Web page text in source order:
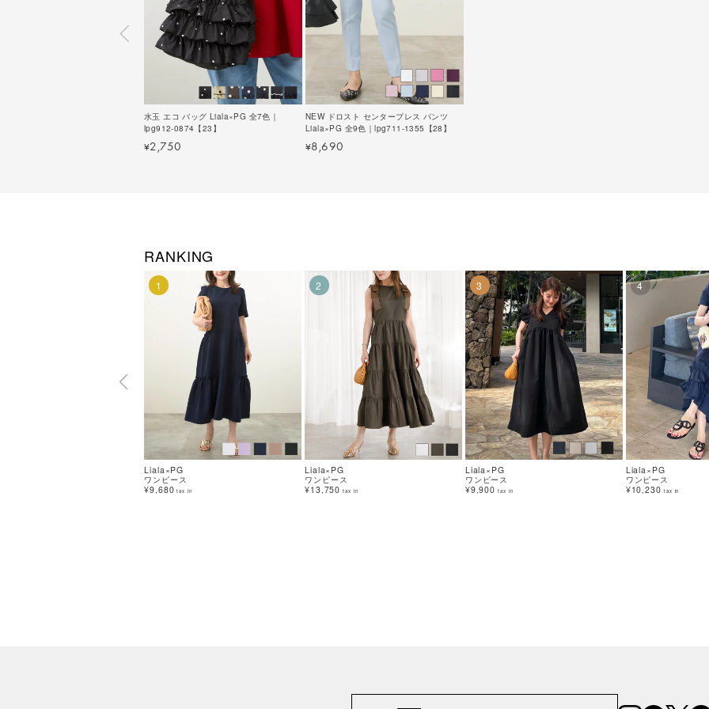
水玉 エコ バッグ Liala×PG 全7色｜
lpg912-0874【23】
¥2,750
NEW ドロスト センタープレス パンツ
Liala×PG 全9色｜lpg711-1355【28】
¥8,690
RANKING
1
Liala×PG
ワンピース
¥9,680 tax in
2
Liala×PG
ワンピース
¥13,750 tax in
3
Liala×PG
ワンピース
¥9,900 tax in
4
Liala×PG
ワンピース
¥10,230 tax in